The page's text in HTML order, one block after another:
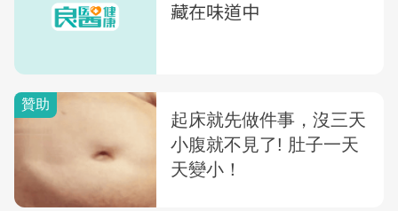
藏在味道中